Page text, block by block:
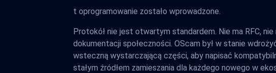
t oprogramowanie zostało wprowadzone.
Protokół nie jest otwartym standardem. Nie ma RFC,
dokumentacji społeczności. OScam był w stanie
wsteczną wystarczającą części, aby napisać
stałym źródłem zamieszania dla każdego nowego w